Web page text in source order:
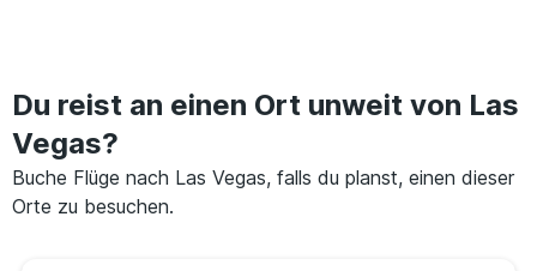
Du reist an einen Ort unweit von Las
Vegas?
Buche Flüge nach Las Vegas, falls du planst, einen dieser
Orte zu besuchen.